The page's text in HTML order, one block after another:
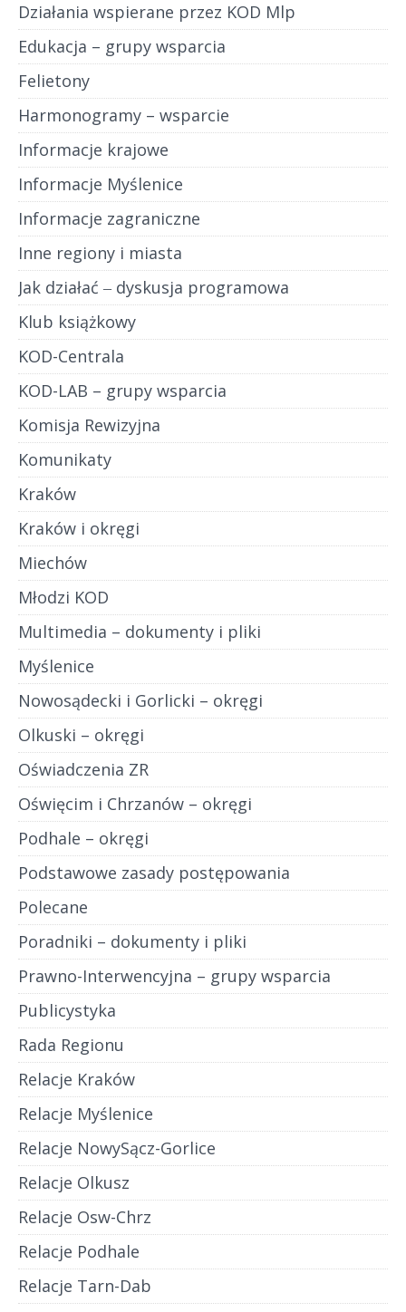
Działania wspierane przez KOD Mlp
Edukacja – grupy wsparcia
Felietony
Harmonogramy – wsparcie
Informacje krajowe
Informacje Myślenice
Informacje zagraniczne
Inne regiony i miasta
Jak działać ‒ dyskusja programowa
Klub książkowy
KOD-Centrala
KOD-LAB – grupy wsparcia
Komisja Rewizyjna
Komunikaty
Kraków
Kraków i okręgi
Miechów
Młodzi KOD
Multimedia – dokumenty i pliki
Myślenice
Nowosądecki i Gorlicki – okręgi
Olkuski – okręgi
Oświadczenia ZR
Oświęcim i Chrzanów – okręgi
Podhale – okręgi
Podstawowe zasady postępowania
Polecane
Poradniki – dokumenty i pliki
Prawno-Interwencyjna – grupy wsparcia
Publicystyka
Rada Regionu
Relacje Kraków
Relacje Myślenice
Relacje NowySącz-Gorlice
Relacje Olkusz
Relacje Osw-Chrz
Relacje Podhale
Relacje Tarn-Dab